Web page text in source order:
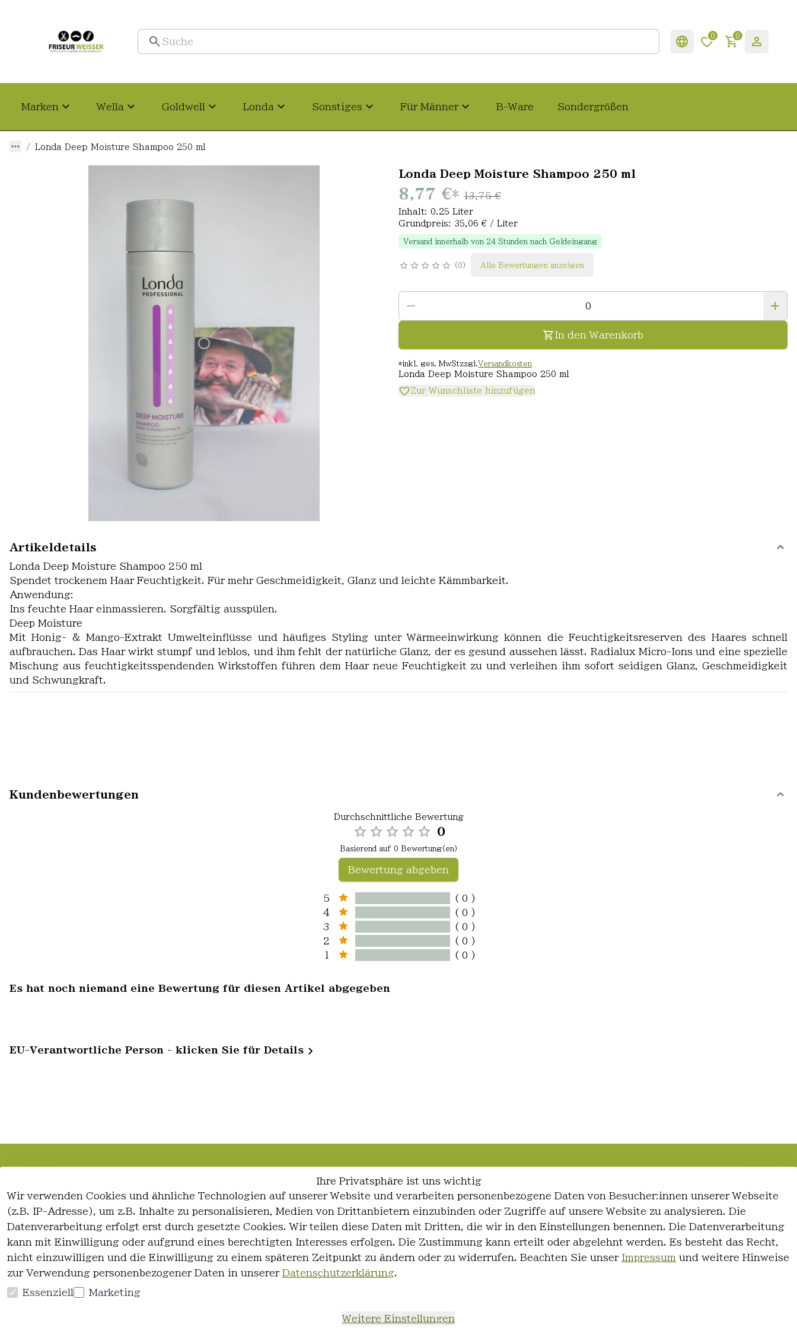
0 0
Marken Wella Goldwell Londa Sonstiges Für Männer B-Ware Sondergrößen
Londa Deep Moisture Shampoo 250 ml
Londa Deep Moisture Shampoo 250 ml
8,77 €* 13,75 €
Inhalt: 0.25 Liter
Grundpreis: 35,06 € / Liter
Versand innerhalb von 24 Stunden nach Geldeingang
0 Alle Bewertungen anzeigen
In den Warenkorb
*inkl. ges. MwStzzgl. Versandkosten
Londa Deep Moisture Shampoo 250 ml
Zur Wunschliste hinzufügen
Artikeldetails
Londa Deep Moisture Shampoo 250 ml
Spendet trockenem Haar Feuchtigkeit. Für mehr Geschmeidigkeit, Glanz und leichte Kämmbarkeit.
Anwendung:
Ins feuchte Haar einmassieren. Sorgfältig ausspülen.
Deep Moisture
Mit Honig- & Mango-Extrakt Umwelteinflüsse und häufiges Styling unter Wärmeeinwirkung können die Feuchtigkeitsreserven des Haares schnell
aufbrauchen. Das Haar wirkt stumpf und leblos, und ihm fehlt der natürliche Glanz, der es gesund aussehen lässt. Radialux Micro-Ions und eine spezielle
Mischung aus feuchtigkeitsspendenden Wirkstoffen führen dem Haar neue Feuchtigkeit zu und verleihen ihm sofort seidigen Glanz, Geschmeidigkeit
und Schwungkraft.
Kundenbewertungen
Durchschnittliche Bewertung
0
Basierend auf 0 Bewertung(en)
Bewertung abgeben
5
( 0 )
4
( 0 )
3
( 0 )
2
( 0 )
1
( 0 )
Es hat noch niemand eine Bewertung für diesen Artikel abgegeben
EU-Verantwortliche Person - klicken Sie für Details
Ihre Privatsphäre ist uns wichtig
Wir verwenden Cookies und ähnliche Technologien auf unserer Website und verarbeiten personenbezogene Daten von Besucher:innen unserer Webseite
(z.B. IP-Adresse), um z.B. Inhalte zu personalisieren, Medien von Drittanbietern einzubinden oder Zugriffe auf unsere Website zu analysieren. Die
Datenverarbeitung erfolgt erst durch gesetzte Cookies. Wir teilen diese Daten mit Dritten, die wir in den Einstellungen benennen. Die Datenverarbeitung
kann mit Einwilligung oder aufgrund eines berechtigten Interesses erfolgen. Die Zustimmung kann erteilt oder abgelehnt werden. Es besteht das Recht,
nicht einzuwilligen und die Einwilligung zu einem späteren Zeitpunkt zu ändern oder zu widerrufen. Beachten Sie unser Impressum und weitere Hinweise
zur Verwendung personenbezogener Daten in unserer Datenschutzerklärung.
Essenziell Marketing
Weitere Einstellungen
AGB
Impressum
Datenschutzerklärung
Widerrufsrecht
Kontakt
Registrieren